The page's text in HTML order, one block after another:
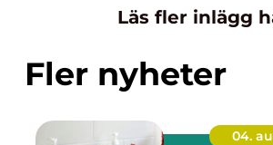
Läs fler inlägg
Fler nyheter
04.